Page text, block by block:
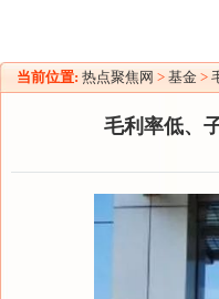
当前位置: 热点聚焦网 > 基金 >
毛利率低、